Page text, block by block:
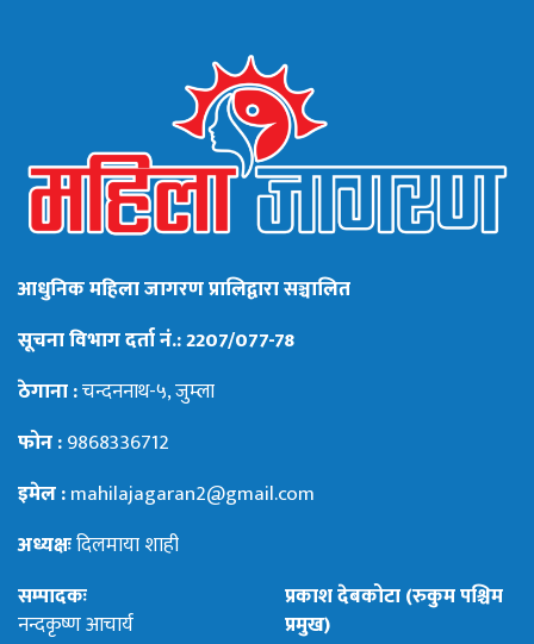
आधुनिक महिला जागरण प्रालिद्वारा सञ्चालित
सूचना विभाग दर्ता नं.: 2207/077-78
ठेगाना :चन्दननाथ-५, जुम्ला
फोन :9868336712
इमेल :mahilajagaran2@gmail.com
अध्यक्षःदिलमाया शाही
सम्पादकः
नन्दकृष्ण आचार्य
प्रकाश देबकोटा (रुकुम पश्चिम
प्रमुख)